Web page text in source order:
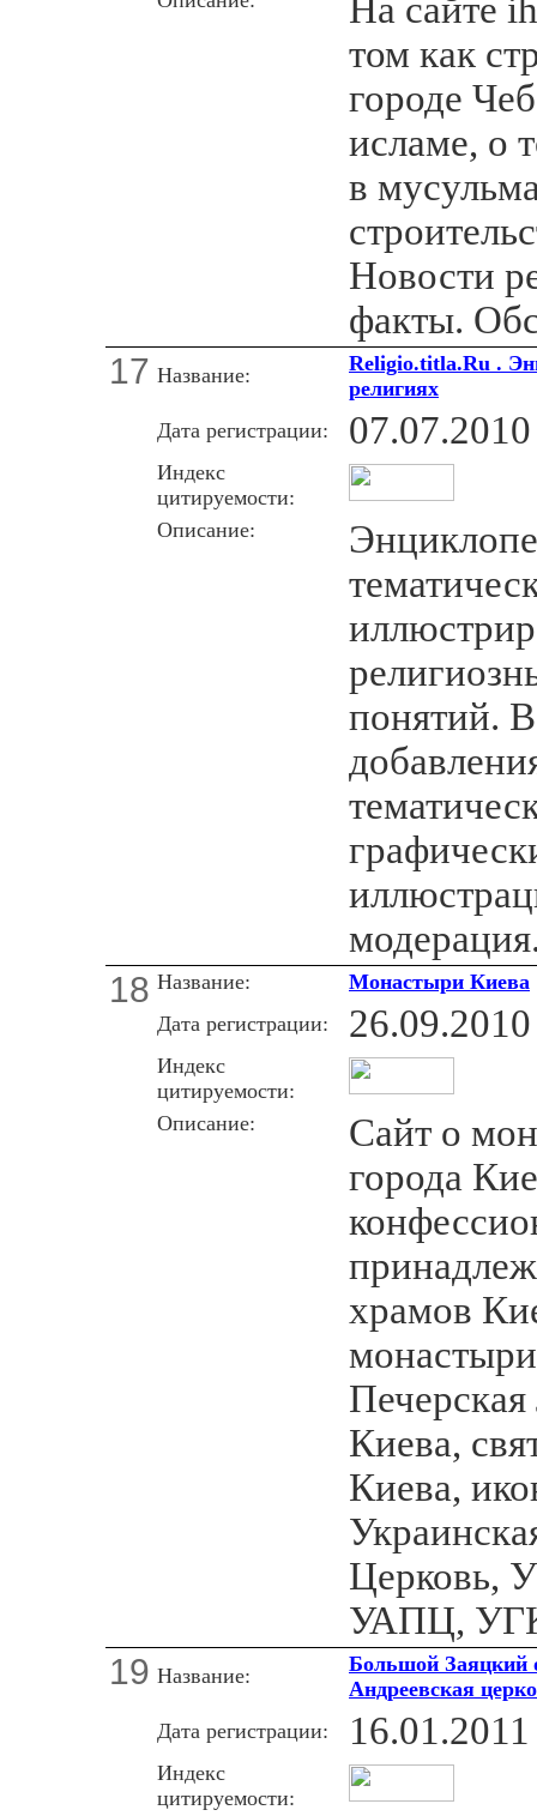
На сайте
том как
городе
исламе, о
в
Новости
факты.
17 Название:
Religio.titla.Ru .
религиях
Дата регистрации:
07.07.2010
Индекс
цитируемости:
Описание:
понятий.
18 Название:
Монастыри Киева
Дата регистрации:
26.09.2010
Индекс
цитируемости:
Описание:
Сайт о
города
храмов
Киева,
Киева,
УАПЦ,
19 Название:
Большой Заяцкий
Андреевская
Дата регистрации:
16.01.2011
Индекс
цитируемости: